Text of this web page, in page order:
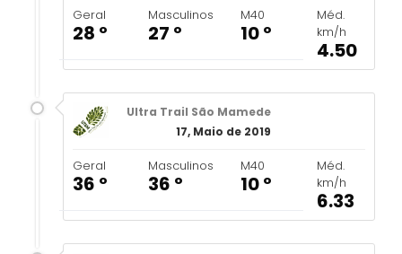
Geral
28 º
Masculinos
27 º
M40
10 º
Méd.
km/h
4.50
Ultra Trail São Mamede
17, Maio de 2019
Geral
36 º
Masculinos
36 º
M40
10 º
Méd.
km/h
6.33